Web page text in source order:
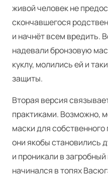
живой человек не
скончавшегося
и начнёт всем вредить.
надевали бронзовую
куклу, молились ей и
защиты.
Вторая версия
практиками. Возможно,
маски для
они якобы становились
и проникали в
начинался в топях